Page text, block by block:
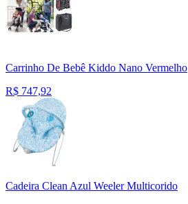
Carrinho De Bebê Kiddo Nano Vermelho
R$ 747,92
Cadeira Clean Azul Weeler Multicorido